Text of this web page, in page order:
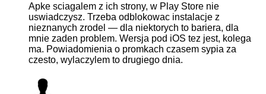
Apke sciagalem z ich strony, w Play Store nie
uswiadczysz. Trzeba odblokowac instalacje z
nieznanych zrodel — dla niektorych to bariera, dla
mnie zaden problem. Wersja pod iOS tez jest, kolega
ma. Powiadomienia o promkach czasem sypia za
czesto, wylaczylem to drugiego dnia.